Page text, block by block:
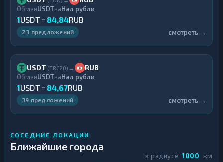
ОбменUSDTнаНал рубли
1USDT= 84,84RUB
23 предложений смотреть →
USDT (TRC20) → RUB
ОбменUSDTнаНал рубли
1USDT= 84,67RUB
39 предложений смотреть →
СОСЕДНИЕ ЛОКАЦИИ
Ближайшие города
в радиусе 1000 км